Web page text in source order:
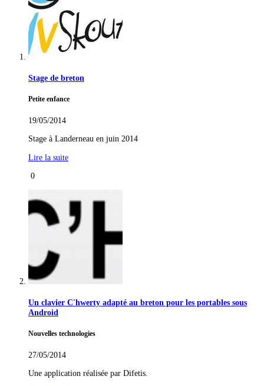
Stage de breton
Petite enfance
19/05/2014
Stage à Landerneau en juin 2014
Lire la suite
0
Un clavier C'hwerty adapté au breton pour les portables sous
Android
Nouvelles technologies
27/05/2014
Une application réalisée par Difetis.